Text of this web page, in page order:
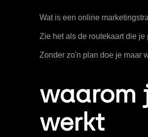
Wat is een online
Zie het als de routekaart die je
Zonder zo'n plan doe je maar
waarom
werkt